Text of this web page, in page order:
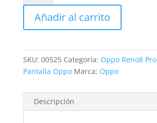
Oppo
Reno8
Pro
Añadir al carrito
SKU: 00525 Categoría: Oppo Reno8 Pro
Pantalla Oppo Marca: Oppo
Descripción